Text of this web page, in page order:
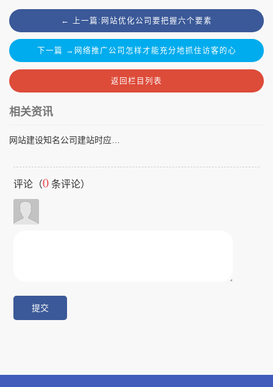
← 上一篇:网站优化公司要把握六个要素
下一篇 →网络推广公司怎样才能充分地抓住访客的心
返回栏目列表
相关资讯
评论（0 条评论）